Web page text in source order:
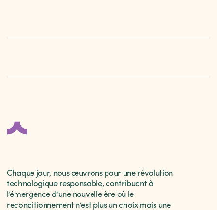
Chaque jour, nous œuvrons pour une révolution
technologique responsable, contribuant à
l’émergence d’une nouvelle ère où le
reconditionnement n’est plus un choix mais une